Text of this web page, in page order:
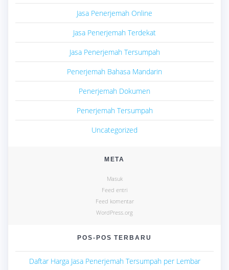
Jasa Penerjemah Online
Jasa Penerjemah Terdekat
Jasa Penerjemah Tersumpah
Penerjemah Bahasa Mandarin
Penerjemah Dokumen
Penerjemah Tersumpah
Uncategorized
META
Masuk
Feed entri
Feed komentar
WordPress.org
POS-POS TERBARU
Daftar Harga Jasa Penerjemah Tersumpah per Lembar